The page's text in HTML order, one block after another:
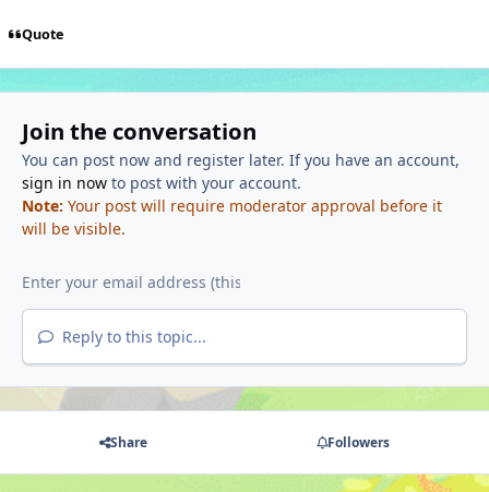
Quote
Join the conversation
You can post now and register later. If you have an account,
sign in nowto post with your account.
Note: Your post will require moderator approval before it
will be visible.
Reply to this topic...
Share Followers